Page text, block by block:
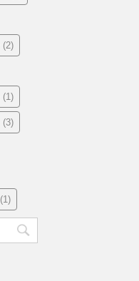
(2)
(1)
(3)
(1)